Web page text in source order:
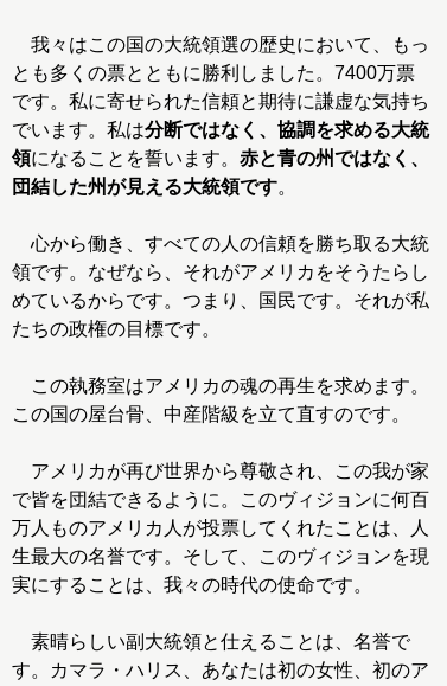
我々はこの国の大統領選の歴史において、もっ
とも多くの票とともに勝利しました。7400万票
です。私に寄せられた信頼と期待に謙虚な気持ち
でいます。私は分断ではなく、協調を求める大統
領になることを誓います。 赤と青の州ではなく、
団結した州が見える大統領です。
心から働き、すべての人の信頼を勝ち取る大統
領です。なぜなら、それがアメリカをそうたらし
めているからです。つまり、国民です。それが私
たちの政権の目標です。
この執務室はアメリカの魂の再生を求めます。
この国の屋台骨、中産階級を立て直すのです。
アメリカが再び世界から尊敬され、この我が家
で皆を団結できるように。このヴィジョンに何百
万人ものアメリカ人が投票してくれたことは、人
生最大の名誉です。そして、このヴィジョンを現
実にすることは、我々の時代の使命です。
素晴らしい副大統領と仕えることは、名誉で
す。カマラ・ハリス、あなたは初の女性、初のア